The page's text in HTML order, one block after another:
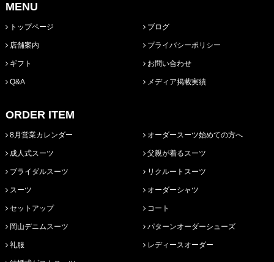
MENU
トップページ
店舗案内
ギフト
Q&A
ブログ
プライバシーポリシー
お問い合わせ
メディア掲載実績
ORDER ITEM
8月営業カレンダー
成人式スーツ
ブライダルスーツ
スーツ
セットアップ
岡山デニムスーツ
礼服
オーダースーツ始めての方へ
父親が着るスーツ
リクルートスーツ
オーダーシャツ
コート
パターンオーダーシューズ
レディースオーダー